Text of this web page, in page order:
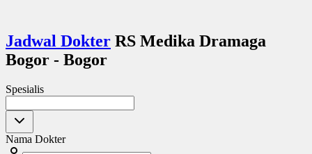
Jadwal Dokter RS Medika Dramaga
Bogor - Bogor
Spesialis
Nama Dokter